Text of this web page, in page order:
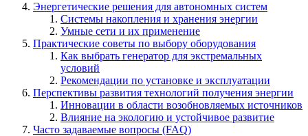
Энергетические решения для автономных систем
Системы накопления и хранения энергии
Умные сети и их применение
Практические советы по выбору оборудования
Как выбрать генератор для экстремальных
условий
Рекомендации по установке и эксплуатации
Перспективы развития технологий получения энергии
Инновации в области возобновляемых источников
Влияние на экологию и устойчивое развитие
Часто задаваемые вопросы (FAQ)